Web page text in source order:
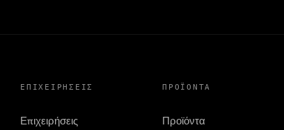
ΕΠΙΧΕΙΡΉΣΕΙΣ
Επιχειρήσεις
ΠΡΟΪΌΝΤΑ
Προϊόντα